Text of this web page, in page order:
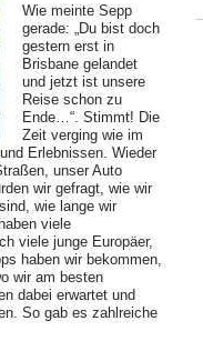
Wie meinte Sepp
gerade: „Du bist doch
gestern erst in
Brisbane gelandet
und jetzt ist unsere
Reise schon zu
Ende…“. Stimmt! Die
Zeit verging wie im
Erlebnissen. Wieder
unser Auto
wir gefragt, wie wir
wie lange wir
viele
viele junge Europäer,
haben wir bekommen,
wir am besten
dabei erwartet und
So gab es zahlreiche